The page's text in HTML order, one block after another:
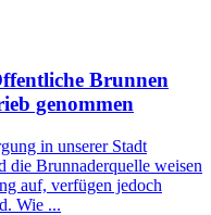
Brunnen
genommen
in unserer Stadt
die Brunnaderquelle weisen
auf, verfügen jedoch
Wie ...